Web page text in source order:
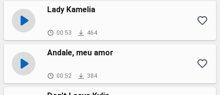
Lady Kamelia
00:53 464
Andale, meu amor
00:52 384